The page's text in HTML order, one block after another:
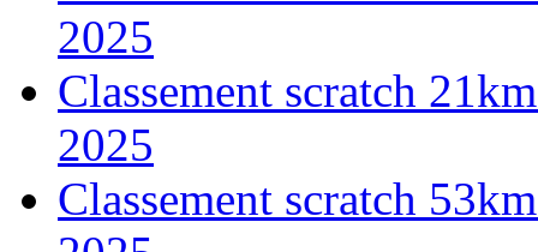
2025
Classement scratch
2025
Classement scratch